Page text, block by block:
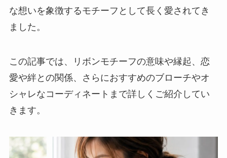
な想いを象徴するモチーフとして長く愛されてき
ました。
この記事では、リボンモチーフの意味や縁起、恋
愛や絆との関係、さらにおすすめのブローチやオ
シャレなコーディネートまで詳しくご紹介してい
きます。